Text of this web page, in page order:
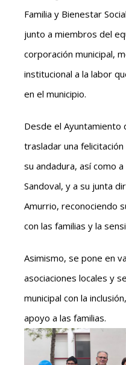
Familia y Bienestar
junto a miembros del
corporación municipal,
institucional a la labor
en el municipio.
Desde el Ayuntamiento
trasladar una felicitación
su andadura, así como
Sandoval, y a su junta
Amurrio, reconociendo
con las familias y la
Asimismo, se pone en
asociaciones locales y
municipal con la
apoyo a las familias.